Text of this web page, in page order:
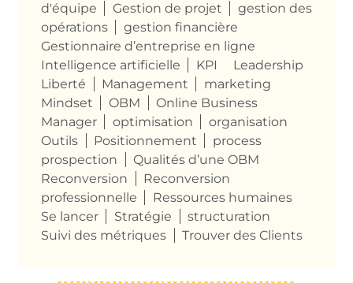
d'équipe
Gestion de projet
gestion des
opérations
gestion financière
Gestionnaire d’entreprise en ligne
Intelligence artificielle
KPI
Leadership
Liberté
Management
marketing
Mindset
OBM
Online Business
Manager
optimisation
organisation
Outils
Positionnement
process
prospection
Qualités d’une OBM
Reconversion
Reconversion
professionnelle
Ressources humaines
Se lancer
Stratégie
structuration
Suivi des métriques
Trouver des Clients